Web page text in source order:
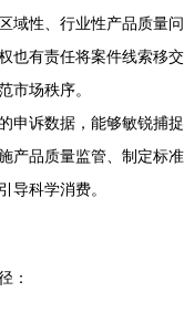
域性、行业性产品质量问
也有责任将案件线索移交
市场秩序。
申诉数据，能够敏锐捕捉
产品质量监管、制定标准
导科学消费。
：